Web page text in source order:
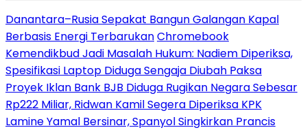
Danantara–Rusia Sepakat Bangun Galangan Kapal
Berbasis Energi TerbarukanChromebook
Kemendikbud Jadi Masalah Hukum: Nadiem Diperiksa,
Spesifikasi Laptop Diduga Sengaja Diubah Paksa
Proyek Iklan Bank BJB Diduga Rugikan Negara Sebesar
Rp222 Miliar, Ridwan Kamil Segera Diperiksa KPK
Lamine Yamal Bersinar, Spanyol Singkirkan Prancis